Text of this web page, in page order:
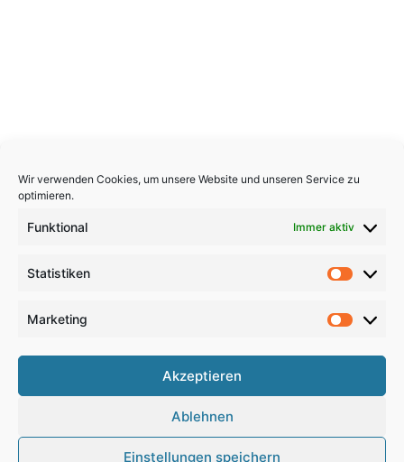
Wir verwenden Cookies, um unsere Website und unseren Service zu
optimieren.
Funktional Immer aktiv
Statistiken
Marketing
Akzeptieren
Ablehnen
Einstellungen speichern
Copyright 2026, All Rights Reserved
Haftungsausschluss